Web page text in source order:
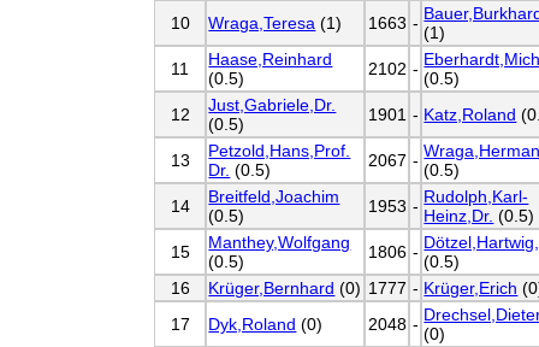
10
Wraga,Teresa (1) 1663 - (1)
11
Haase,Reinhard
(0.5)
2102 - (0.5)
12
Just,Gabriele,Dr.
(0.5)
1901 - Katz,Roland
13
Petzold,Hans,Prof.
Dr. (0.5) 2067 - (0.5)
14
Breitfeld,Joachim
(0.5)
1953 - Rudolph,Karl-
Heinz,Dr. (0.5)
15
Manthey,Wolfgang
(0.5)
1806 - (0.5)
16
Krüger,Bernhard (0) 1777 - Krüger,Erich
17
Dyk,Roland (0) 2048 - (0)